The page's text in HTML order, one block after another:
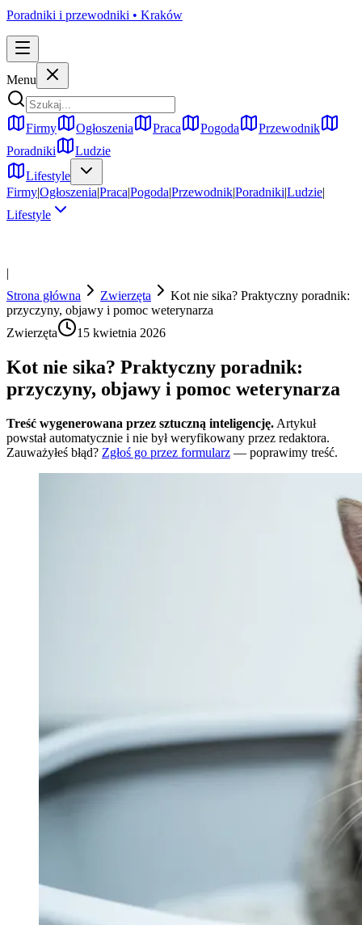
Poradniki i przewodniki • Kraków
Menu
Firmy Ogłoszenia Praca Pogoda
Przewodnik
Poradniki
Ludzie
Lifestyle
Firmy|Ogłoszenia|Praca|Pogoda|Przewodnik|Poradniki|Ludzie|
Lifestyle
|
Strona główna
Zwierzęta
Kot nie sika? Praktyczny poradnik:
przyczyny, objawy i pomoc weterynarza
Zwierzęta
15 kwietnia 2026
Kot nie sika? Praktyczny poradnik:
przyczyny, objawy i pomoc weterynarza
Treść wygenerowana przez sztuczną inteligencję. Artykuł
powstał automatycznie i nie był weryfikowany przez redaktora.
Zauważyłeś błąd? Zgłoś go przez formularz — poprawimy treść.